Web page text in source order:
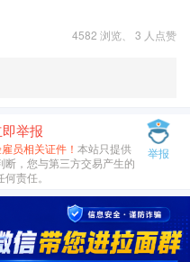
4582 浏览、 3 人点赞
举报
员相关证件！ 本站只提供
，您与第三方交易产生的
责任。
举报